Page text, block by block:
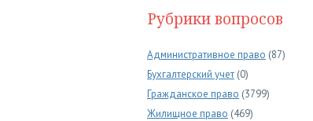
Рубрики вопросов
Административное право (87)
Бухгалтерский учет (0)
Гражданское право (3799)
Жилищное право (469)